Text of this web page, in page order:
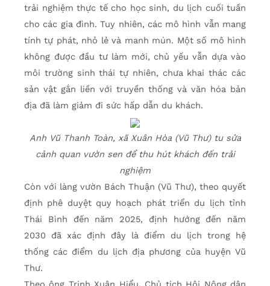
trải nghiệm thực tế cho học sinh, du lịch cuối tuần
cho các gia đình. Tuy nhiên, các mô hình vẫn mang
tính tự phát, nhỏ lẻ và manh mún. Một số mô hình
không được đầu tư làm mới, chủ yếu vẫn dựa vào
môi trường sinh thái tự nhiên, chưa khai thác các
sản vật gắn liền với truyền thống và văn hóa bản
địa đã làm giảm đi sức hấp dẫn du khách.
Anh Vũ Thanh Toàn, xã Xuân Hòa (Vũ Thư) tu sửa
cảnh quan vườn sen để thu hút khách đến trải
nghiệm
Còn với làng vườn Bách Thuận (Vũ Thư), theo quyết
định phê duyệt quy hoạch phát triển du lịch tỉnh
Thái Bình đến năm 2025, định hướng đến năm
2030 đã xác định đây là điểm du lịch trong hệ
thống các điểm du lịch địa phương của huyện Vũ
Thư.